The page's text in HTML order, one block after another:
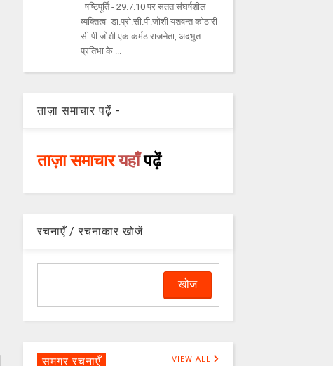
षष्टिपूर्ति - 29.7.10 पर सतत संघर्षशील
व्‍यक्‍तित्‍व -डा़.प्रो.सी.पी.जोशी यशवन्‍त कोठारी
सी.पी.जोशी एक कर्मठ राजनेता, अदभुत
प्रतिभा के ...
ताज़ा समाचार पढ़ें -
ताज़ा समाचारयहाँपढ़ें
रचनाएँ / रचनाकार खोजें
समग्र रचनाएँ VIEW ALL